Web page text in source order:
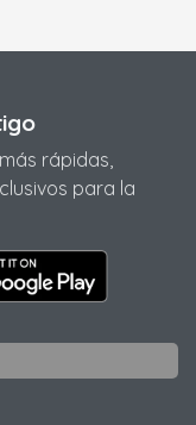
rápidas,
para la